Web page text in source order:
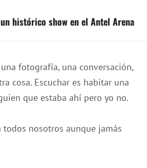
histórico show en el Antel Arena
fotografía, una conversación,
cosa. Escuchar es habitar una
que estaba ahí pero yo no.
nosotros aunque jamás